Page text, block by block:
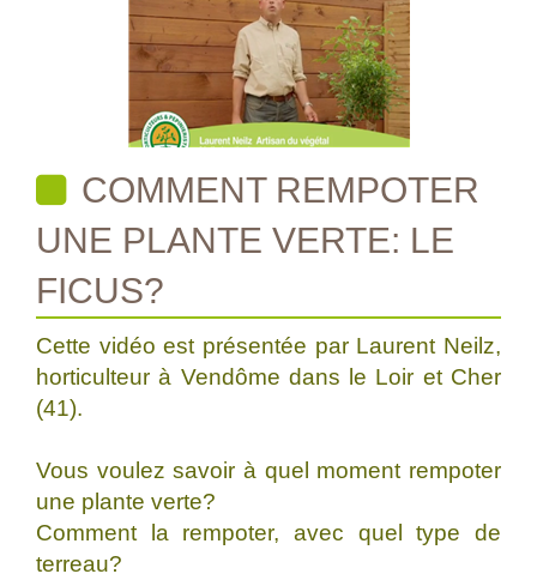
COMMENT REMPOTER
UNE PLANTE VERTE: LE
FICUS?
Cette vidéo est présentée par Laurent Neilz,
horticulteur à Vendôme dans le Loir et Cher
(41).
Vous voulez savoir à quel moment rempoter
une plante verte?
Comment la rempoter, avec quel type de
terreau?